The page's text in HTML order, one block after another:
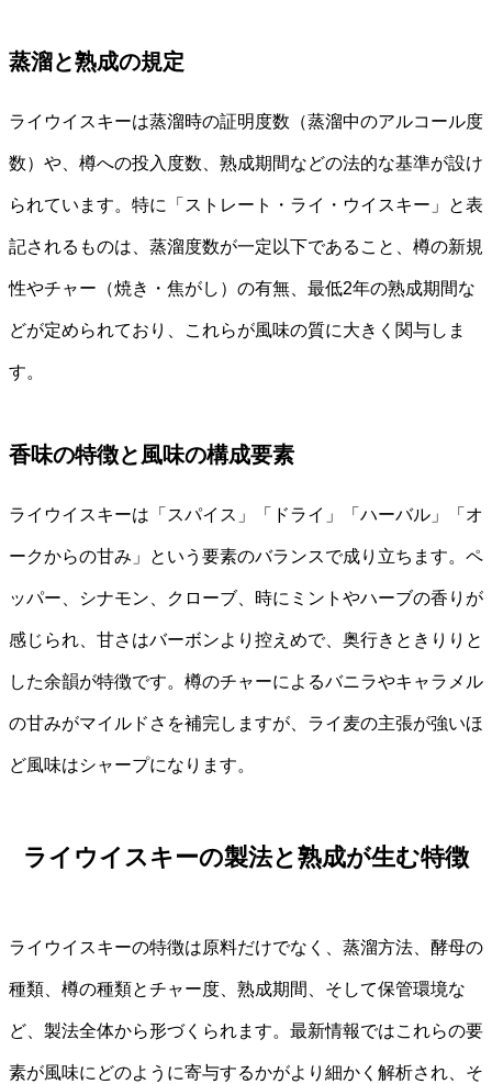
蒸溜と熟成の規定
ライウイスキーは蒸溜時の証明度数（蒸溜中のアルコール度
数）や、樽への投入度数、熟成期間などの法的な基準が設け
られています。特に「ストレート・ライ・ウイスキー」と表
記されるものは、蒸溜度数が一定以下であること、樽の新規
性やチャー（焼き・焦がし）の有無、最低2年の熟成期間な
どが定められており、これらが風味の質に大きく関与しま
す。
香味の特徴と風味の構成要素
ライウイスキーは「スパイス」「ドライ」「ハーバル」「オ
ークからの甘み」という要素のバランスで成り立ちます。ペ
ッパー、シナモン、クローブ、時にミントやハーブの香りが
感じられ、甘さはバーボンより控えめで、奥行きときりりと
した余韻が特徴です。樽のチャーによるバニラやキャラメル
の甘みがマイルドさを補完しますが、ライ麦の主張が強いほ
ど風味はシャープになります。
ライウイスキーの製法と熟成が生む特徴
ライウイスキーの特徴は原料だけでなく、蒸溜方法、酵母の
種類、樽の種類とチャー度、熟成期間、そして保管環境な
ど、製法全体から形づくられます。最新情報ではこれらの要
素が風味にどのように寄与するかがより細かく解析され、そ